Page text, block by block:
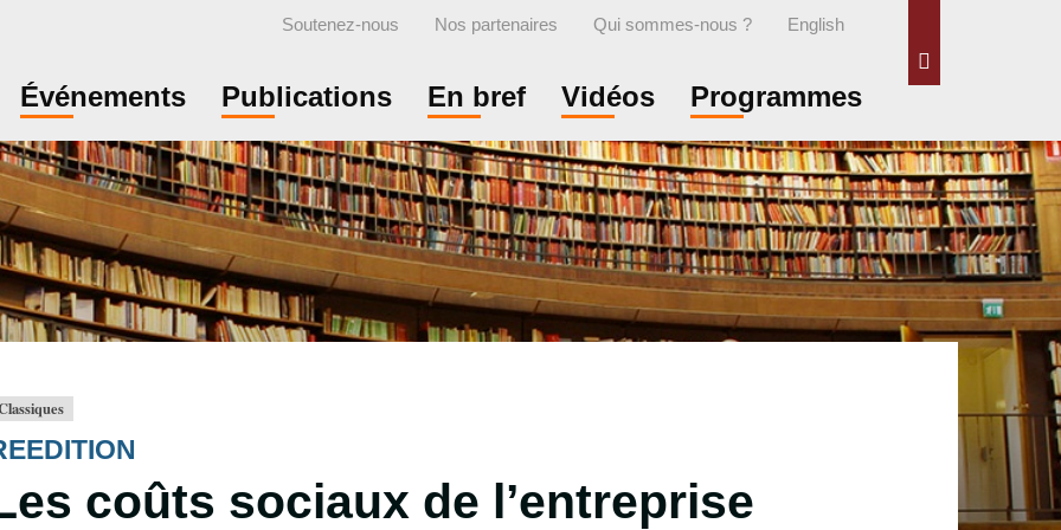
Soutenez-nous Nos partenaires Qui sommes-nous ? English
Événements Publications En bref Vidéos Programmes
coûts sociaux de l’entreprise